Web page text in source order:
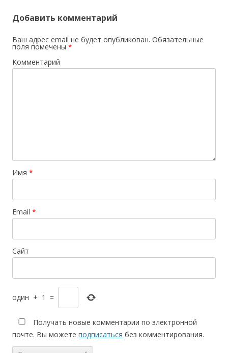
Добавить комментарий
Ваш адрес email не будет опубликован. Обязательные
поля помечены *
Комментарий
Имя *
Email *
Сайт
один + 1 =
Получать новые комментарии по электронной
почте. Вы можете подписаться без комментирования.